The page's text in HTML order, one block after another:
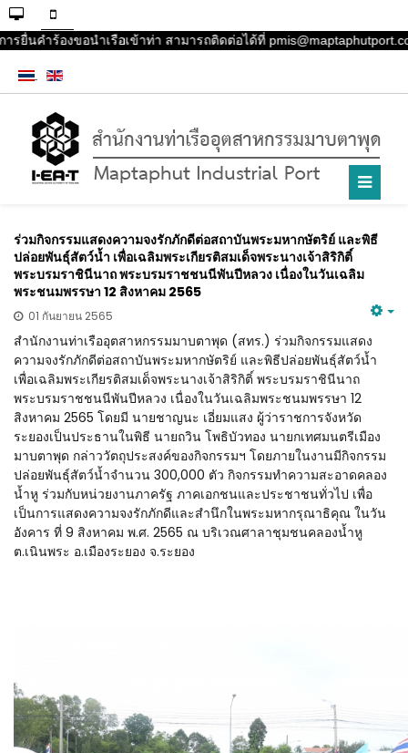
นคำร้องขอนำเรือเข้าท่า สามารถติดต่อได้ที่
ร่วมกิจกรรมแสดงความจงรักภักดีต่อสถาบันพระมหากษัตริย์ และพิธี
ปล่อยพันธุ์สัตว์น้ำ เพื่อเฉลิมพระเกียรติสมเด็จพระนางเจ้าสิริกิติ์
พระบรมราชินีนาถ พระบรมราชชนนีพันปีหลวง เนื่องในวันเฉลิม
พระชนมพรรษา 12 สิงหาคม 2565
01 กันยายน 2565
สำนักงานท่าเรืออุตสาหกรรมมาบตาพุด (สทร.) ร่วมกิจกรรมแสดง
ความจงรักภักดีต่อสถาบันพระมหากษัตริย์ และพิธีปล่อยพันธุ์สัตว์น้ำ
เพื่อเฉลิมพระเกียรติสมเด็จพระนางเจ้าสิริกิติ์ พระบรมราชินีนาถ
พระบรมราชชนนีพันปีหลวง เนื่องในวันเฉลิมพระชนมพรรษา 12
สิงหาคม 2565 โดยมี นายชาญนะ เอี่ยมแสง ผู้ว่าราชการจังหวัด
ระยองเป็นประธานในพิธี นายถวิน โพธิบัวทอง นายกเทศมนตรีเมือง
มาบตาพุด กล่าววัตถุประสงค์ของกิจกรรมฯ โดยภายในงานมีกิจกรรม
ปล่อยพันธุ์สัตว์น้ำจำนวน 300,000 ตัว กิจกรรมทำความสะอาดคลอง
น้ำหู ร่วมกับหน่วยงานภาครัฐ ภาคเอกชนและประชาชนทั่วไป เพื่อ
เป็นการแสดงความจงรักภักดีและสำนึกในพระมหากรุณาธิคุณ ในวัน
อังคาร ที่ 9 สิงหาคม พ.ศ. 2565 ณ บริเวณศาลาชุมชนคลองน้ำหู
ต.เนินพระ อ.เมืองระยอง จ.ระยอง